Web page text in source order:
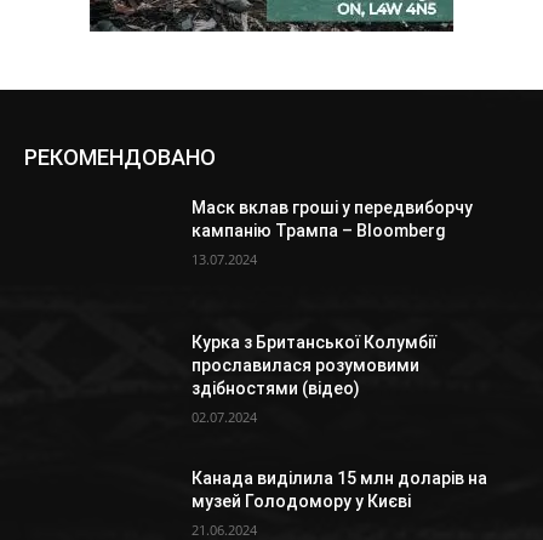
РЕКОМЕНДОВАНО
Маск вклав гроші у передвиборчу
кампанію Трампа – Bloomberg
13.07.2024
Курка з Британської Колумбії
прославилася розумовими
здібностями (відео)
02.07.2024
Канада виділила 15 млн доларів на
музей Голодомору у Києві
21.06.2024